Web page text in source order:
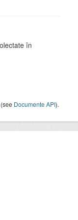
în
(see Documente API).